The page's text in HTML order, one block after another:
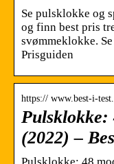
Se pulsklokke og
og finn best pris
svømmeklokke.
Prisguiden
https:// www.best-i-
Pulsklokke:
(2022) –